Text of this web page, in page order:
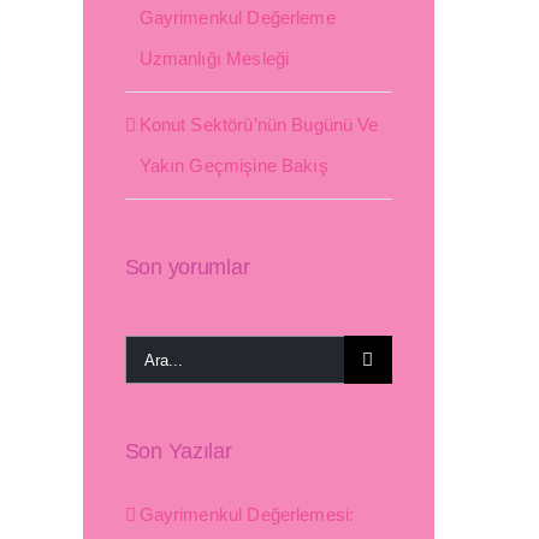
Gayrimenkul Değerleme
Uzmanlığı Mesleği
Konut Sektörü’nün Bugünü Ve
Yakın Geçmişine Bakış
Son yorumlar
Ara:
Son Yazılar
Gayrimenkul Değerlemesi: